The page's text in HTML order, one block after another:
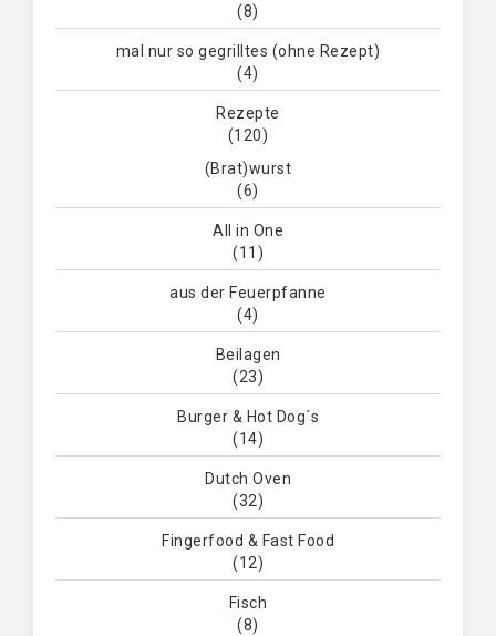
(8)
mal nur so gegrilltes (ohne Rezept)
(4)
Rezepte
(120)
(Brat)wurst
(6)
All in One
(11)
aus der Feuerpfanne
(4)
Beilagen
(23)
Burger & Hot Dog´s
(14)
Dutch Oven
(32)
Fingerfood & Fast Food
(12)
Fisch
(8)